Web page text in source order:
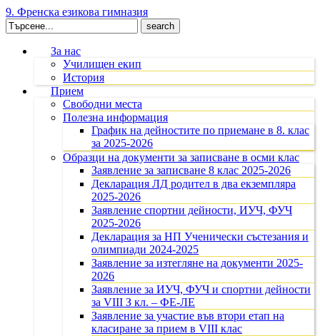
9. Френска езикова гимназия
Search
for:
За нас
Училищен екип
История
Прием
Свободни места
Полезна информация
График на дейностите по приемане в 8. клас
за 2025-2026
Образци на документи за записване в осми клас
Заявление за записване 8 клас 2025-2026
Декларация ЛД родител в два екземпляра
2025-2026
Заявление спортни дейности, ИУЧ, ФУЧ
2025-2026
Декларация за НП Ученически състезания и
олимпиади 2024-2025
Заявление за изтегляне на документи 2025-
2026
Заявление за ИУЧ, ФУЧ и спортни дейности
за VIII З кл. – ФЕ-ЛЕ
Заявление за участие във втори етап на
класиране за прием в VIII клас